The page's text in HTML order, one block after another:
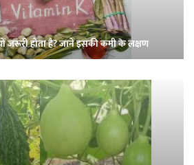
जरूरी होता है? जानें इसकी कमी के लक्षण